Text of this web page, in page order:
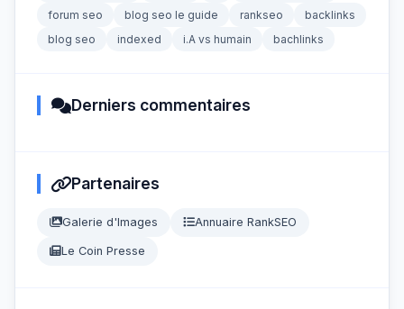
forum seo
blog seo le guide rankseo
backlinks
blog seo
indexed i.A vs humain bachlinks
Derniers commentaires
Partenaires
Galerie d'Images Annuaire RankSEO
Le Coin Presse